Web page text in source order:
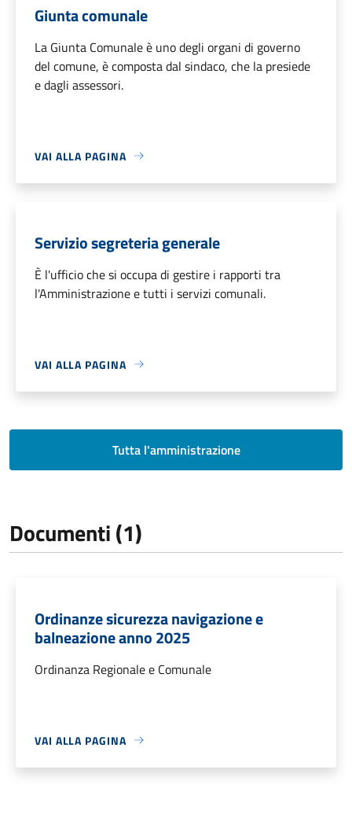
Giunta comunale
La Giunta Comunale è uno degli organi di governo
del comune, è composta dal sindaco, che la presiede
e dagli assessori.
VAI ALLA PAGINA
Servizio segreteria generale
È l'ufficio che si occupa di gestire i rapporti tra
l'Amministrazione e tutti i servizi comunali.
VAI ALLA PAGINA
Tutta l'amministrazione
Documenti (1)
Ordinanze sicurezza navigazione e
balneazione anno 2025
Ordinanza Regionale e Comunale
VAI ALLA PAGINA